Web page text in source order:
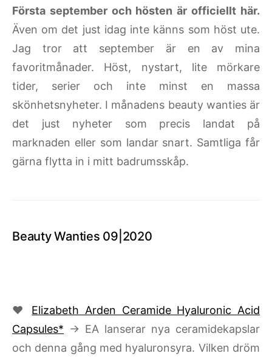
Första september och hösten är officiellt här.
Även om det just idag inte känns som höst ute.
Jag tror att september är en av mina
favoritmånader. Höst, nystart, lite mörkare
tider, serier och inte minst en massa
skönhetsnyheter. I månadens beauty wanties är
det just nyheter som precis landat på
marknaden eller som landar snart. Samtliga får
gärna flytta in i mitt badrumsskåp.
Beauty Wanties 09|2020
♥ Elizabeth Arden Ceramide Hyaluronic Acid
Capsules* → EA lanserar nya ceramidekapslar
och denna gång med hyaluronsyra. Vilken dröm